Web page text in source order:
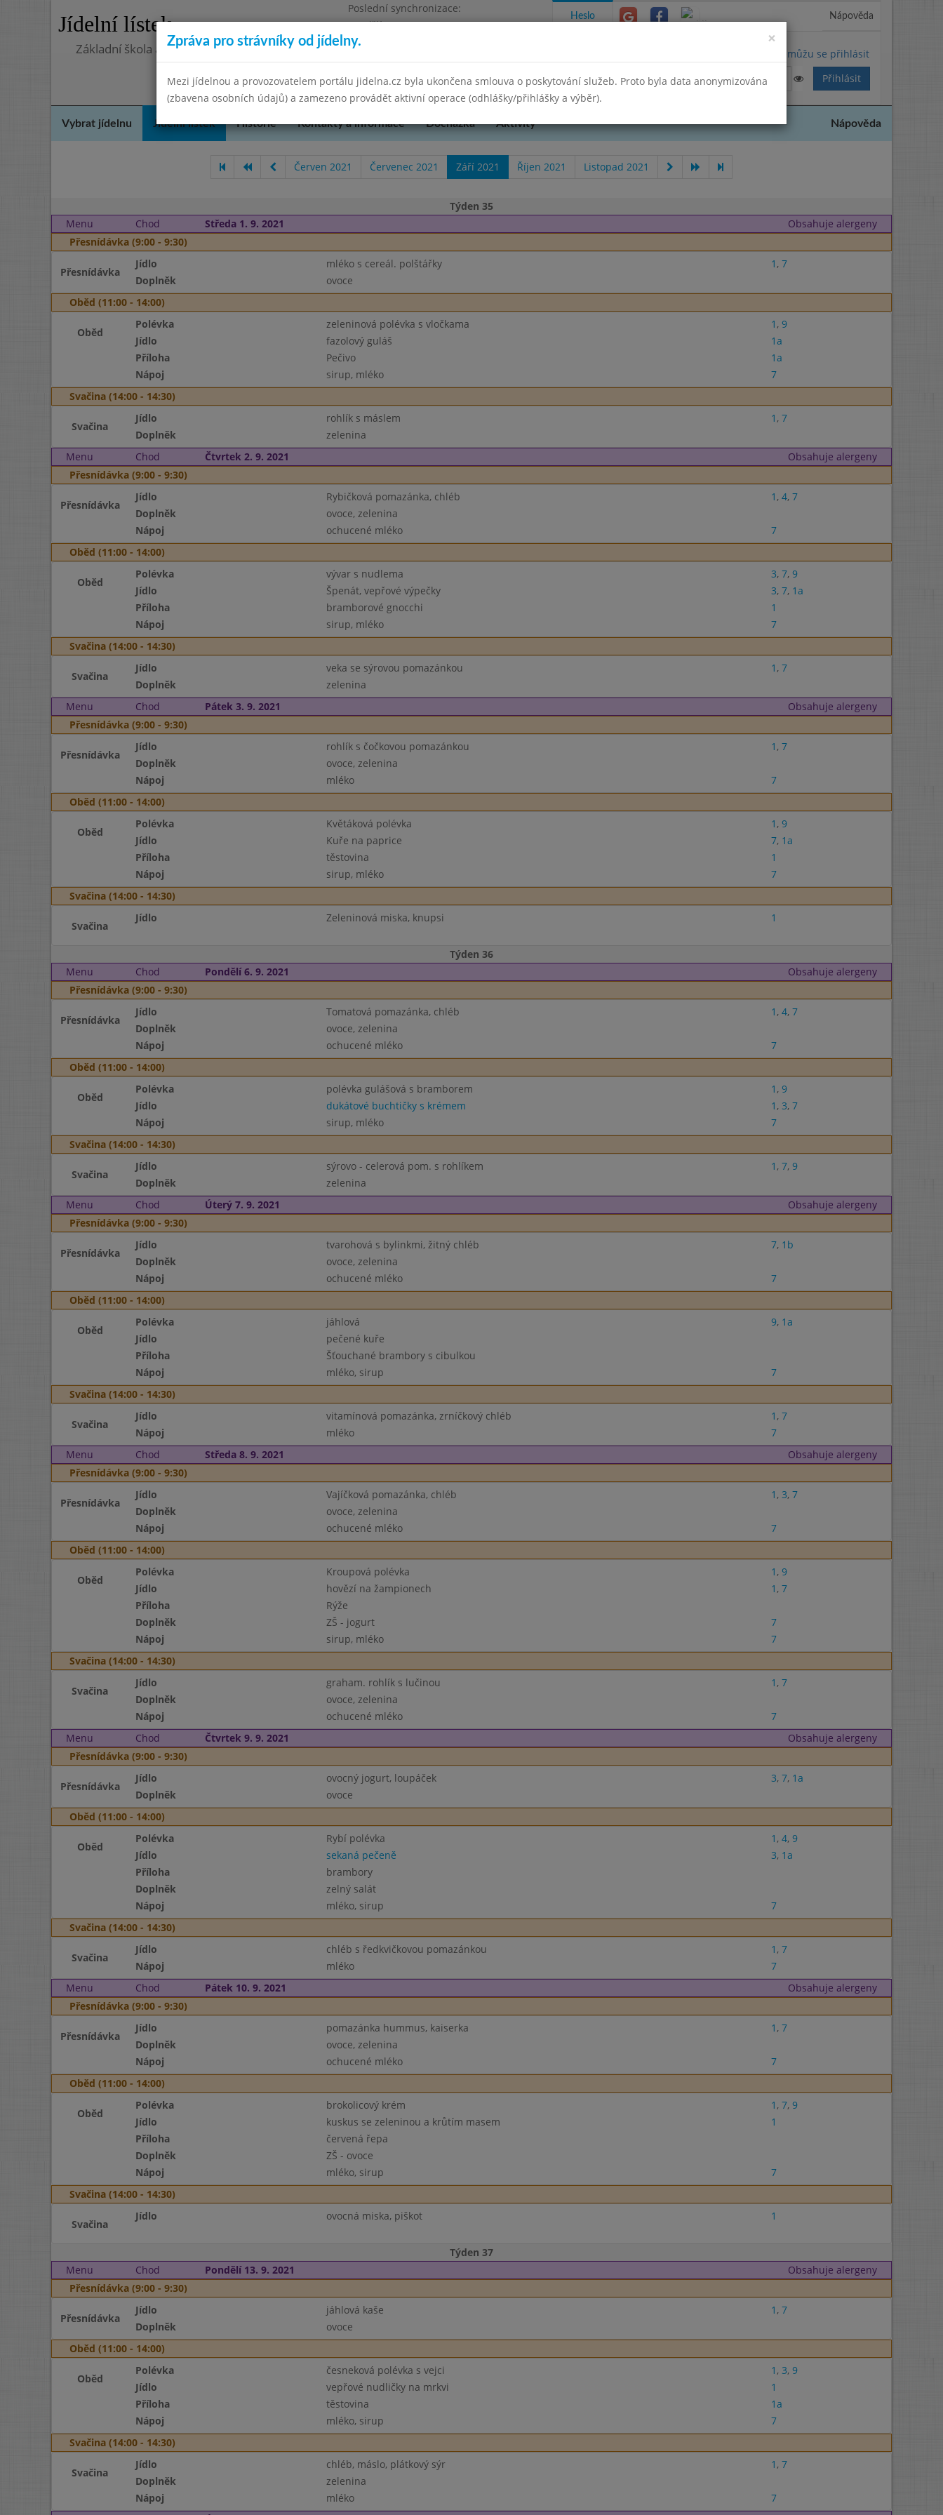
Jídelní lístek
Poslední synchronizace:
Pondělí 30.6.2025 15:21
Základní škola a Mateřská škola Telnice, okres Brno-venkov, příspěvková organizace
Heslo Nápověda
Nemůžu se přihlásit
Vybrat jídelnu Jídelní lístek Historie Kontakty a informace Docházka Aktivity Nápověda
Červen 2021 Červenec 2021 Září 2021 Říjen 2021 Listopad 2021
Týden 35
Menu
Chod Středa 1. 9. 2021
Obsahuje alergeny
Přesnídávka (9:00 - 9:30)
Přesnídávka
Jídlo mléko s cereál. polštářky 1 , 7
Doplněk
ovoce
Oběd (11:00 - 14:00)
Oběd
Polévka zeleninová polévka s vločkama 1 , 9
Jídlo
fazolový guláš
1a
Příloha
Pečivo
1a
Nápoj
sirup, mléko
7
Svačina (14:00 - 14:30)
Svačina
Jídlo rohlík s máslem 1 , 7
Doplněk
zelenina
Menu
Chod Čtvrtek 2. 9. 2021
Obsahuje alergeny
Přesnídávka (9:00 - 9:30)
Přesnídávka
Jídlo Rybičková pomazánka, chléb 1 , 4, 7
Doplněk
ovoce, zelenina
Nápoj
ochucené mléko
7
Oběd (11:00 - 14:00)
Oběd
Polévka vývar s nudlema 3, 7, 9
Jídlo
Špenát, vepřové výpečky 3, 7, 1a
Příloha
bramborové gnocchi
1
Nápoj
sirup, mléko
7
Svačina (14:00 - 14:30)
Svačina
Jídlo veka se sýrovou pomazánkou 1 , 7
Doplněk
zelenina
Menu
Chod Pátek 3. 9. 2021
Obsahuje alergeny
Přesnídávka (9:00 - 9:30)
Přesnídávka
Jídlo rohlík s čočkovou pomazánkou 1 , 7
Doplněk
ovoce, zelenina
Nápoj
mléko
7
Oběd (11:00 - 14:00)
Oběd
Polévka Květáková polévka 1 , 9
Jídlo
Kuře na paprice 7, 1a
Příloha
těstovina
1
Nápoj
sirup, mléko
7
Svačina (14:00 - 14:30)
Svačina
Jídlo Zeleninová miska, knupsi 1
Týden 36
Menu
Chod Pondělí 6. 9. 2021
Obsahuje alergeny
Přesnídávka (9:00 - 9:30)
Přesnídávka
Jídlo Tomatová pomazánka, chléb 1 , 4, 7
Doplněk
ovoce, zelenina
Nápoj
ochucené mléko
7
Oběd (11:00 - 14:00)
Oběd
Polévka polévka gulášová s bramborem 1 , 9
Jídlo
dukátové buchtičky s krémem 1 , 3, 7
Nápoj
sirup, mléko
7
Svačina (14:00 - 14:30)
Svačina
Jídlo sýrovo - celerová pom. s rohlíkem 1 , 7, 9
Doplněk
zelenina
Menu
Chod Úterý 7. 9. 2021
Obsahuje alergeny
Přesnídávka (9:00 - 9:30)
Přesnídávka
Jídlo tvarohová s bylinkmi, žitný chléb 7, 1b
Doplněk
ovoce, zelenina
Nápoj
ochucené mléko
7
Oběd (11:00 - 14:00)
Oběd
Polévka jáhlová 9, 1a
Jídlo
pečené kuře
Příloha
Šťouchané brambory s cibulkou
Nápoj
mléko, sirup
7
Svačina (14:00 - 14:30)
Svačina
Jídlo vitamínová pomazánka, zrníčkový chléb 1 , 7
Nápoj
mléko
7
Menu
Chod Středa 8. 9. 2021
Obsahuje alergeny
Přesnídávka (9:00 - 9:30)
Přesnídávka
Jídlo Vajíčková pomazánka, chléb 1 , 3, 7
Doplněk
ovoce, zelenina
Nápoj
ochucené mléko
7
Oběd (11:00 - 14:00)
Oběd
Polévka Kroupová polévka 1 , 9
Jídlo
hovězí na žampionech 1 , 7
Příloha
Rýže
Doplněk
ZŠ - jogurt
7
Nápoj
sirup, mléko
7
Svačina (14:00 - 14:30)
Svačina
Jídlo graham. rohlík s lučinou 1 , 7
Doplněk
ovoce, zelenina
Nápoj
ochucené mléko
7
Menu
Chod Čtvrtek 9. 9. 2021
Obsahuje alergeny
Přesnídávka (9:00 - 9:30)
Přesnídávka
Jídlo ovocný jogurt, loupáček 3, 7, 1a
Doplněk
ovoce
Oběd (11:00 - 14:00)
Oběd
Polévka Rybí polévka 1 , 4, 9
Jídlo
sekaná pečeně 3, 1a
Příloha
brambory
Doplněk
zelný salát
Nápoj
mléko, sirup
7
Svačina (14:00 - 14:30)
Svačina
Jídlo chléb s ředkvičkovou pomazánkou 1 , 7
Nápoj
mléko
7
Menu
Chod Pátek 10. 9. 2021
Obsahuje alergeny
Přesnídávka (9:00 - 9:30)
Přesnídávka
Jídlo pomazánka hummus, kaiserka 1 , 7
Doplněk
ovoce, zelenina
Nápoj
ochucené mléko
7
Oběd (11:00 - 14:00)
Oběd
Polévka brokolicový krém 1 , 7, 9
Jídlo
kuskus se zeleninou a krůtím masem
1
Příloha
červená řepa
Doplněk
ZŠ - ovoce
Nápoj
mléko, sirup
7
Svačina (14:00 - 14:30)
Svačina
Jídlo ovocná miska, piškot 1
Týden 37
Menu
Chod Pondělí 13. 9. 2021
Obsahuje alergeny
Přesnídávka (9:00 - 9:30)
Přesnídávka
Jídlo jáhlová kaše 1 , 7
Doplněk
ovoce
Oběd (11:00 - 14:00)
Oběd
Polévka česneková polévka s vejci 1 , 3, 9
Jídlo
vepřové nudličky na mrkvi
1
Příloha
těstovina
1a
Nápoj
mléko, sirup
7
Svačina (14:00 - 14:30)
Svačina
Jídlo chléb, máslo, plátkový sýr 1 , 7
Doplněk
zelenina
Nápoj
mléko
7
×
Zpráva pro strávníky od jídelny.
Mezi jídelnou a provozovatelem portálu jidelna.cz byla ukončena smlouva o poskytování služeb. Proto byla data anonymizována
(zbavena osobních údajů) a zamezeno provádět aktivní operace (odhlášky/přihlášky a výběr).